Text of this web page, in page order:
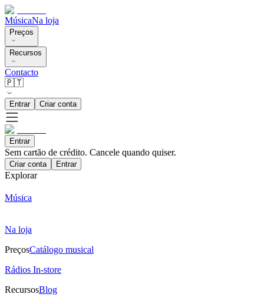
MúsicaNa loja
Preços
Recursos
Contacto
🇵🇹
Entrar Criar conta
Entrar
Sem cartão de crédito. Cancele quando quiser.
Criar conta Entrar
Explorar
Música
Na loja
PreçosCatálogo musical
Rádios In-store
RecursosBlog